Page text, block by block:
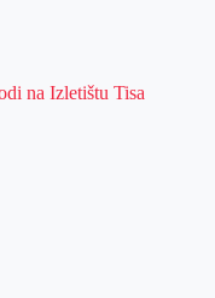
na Izletištu Tisa